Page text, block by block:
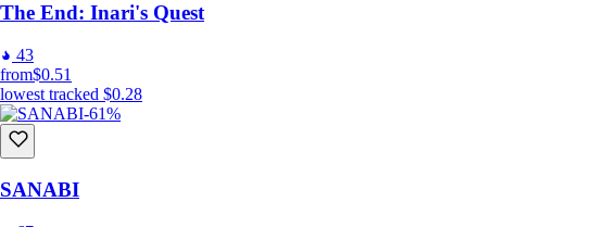
The End: Inari's Quest
43
from$0.51
lowest tracked $0.28
-61%
SANABI